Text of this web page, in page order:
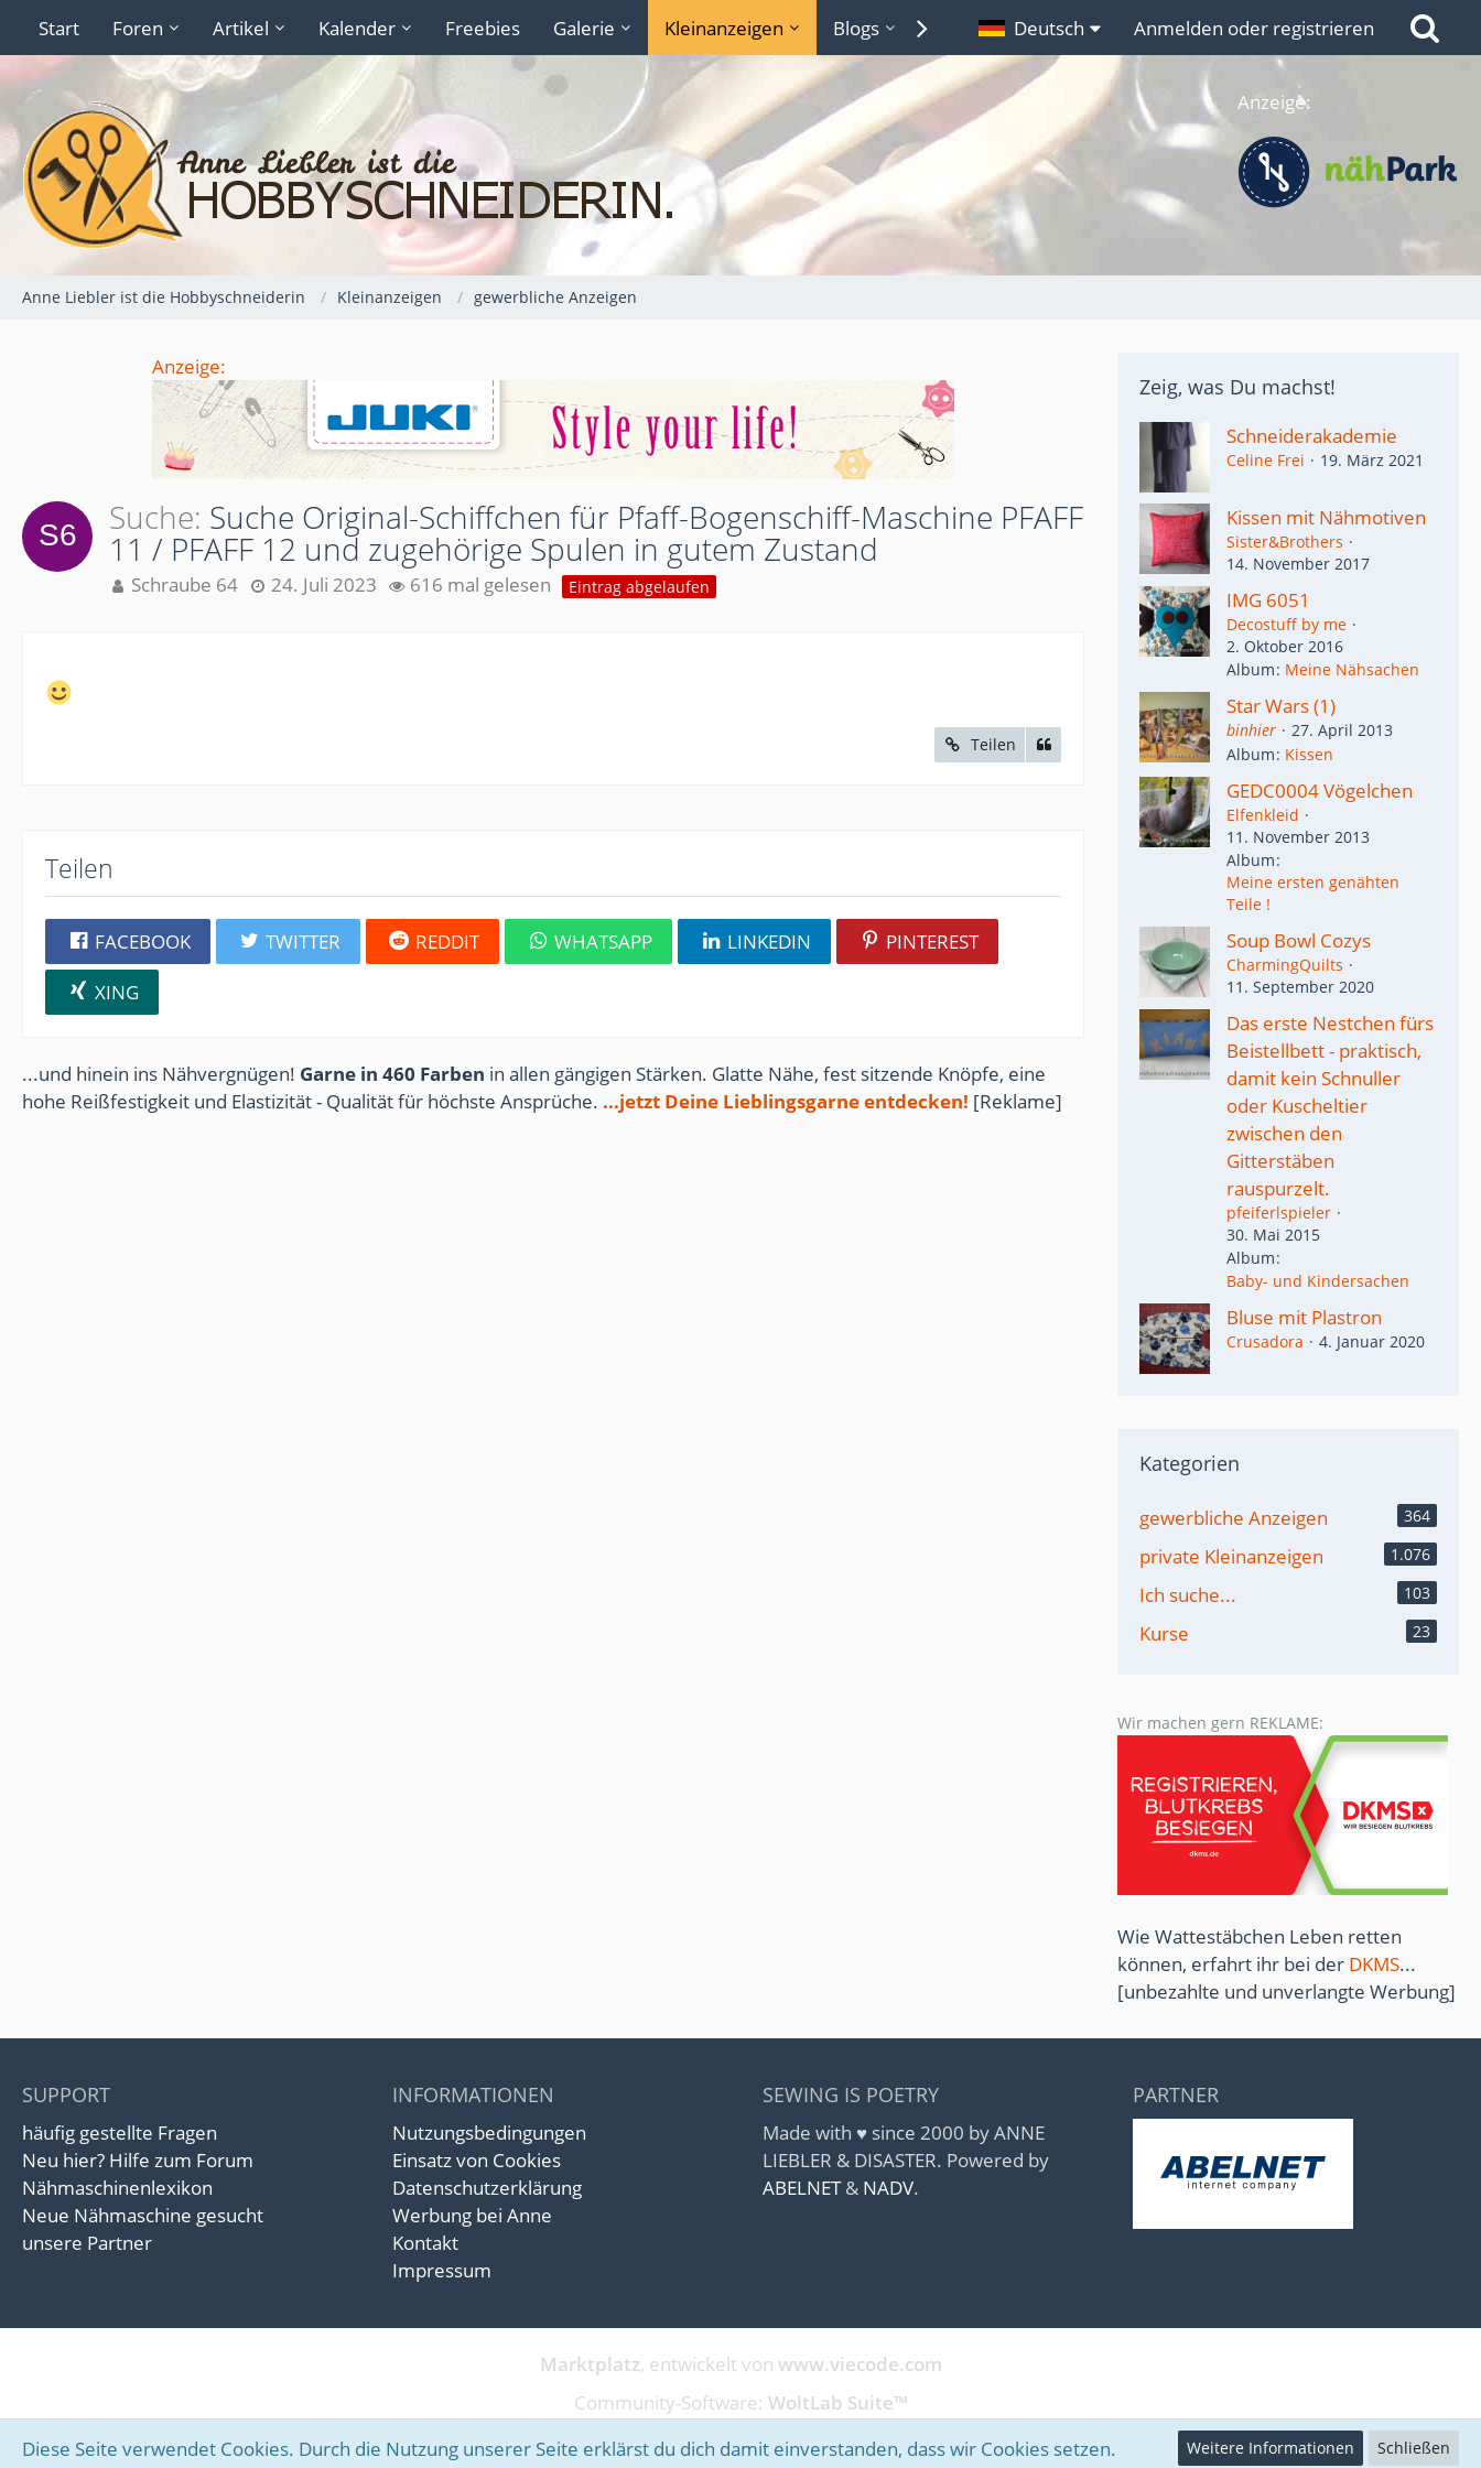
Start Foren Artikel Kalender Freebies Galerie Kleinanzeigen Blogs Lexikon Links
Deutsch Anmelden oder registrieren
Anzeige:
Anne Liebler ist die Hobbyschneiderin Kleinanzeigen gewerbliche Anzeigen
Anzeige:
Suche Suche Original-Schiffchen für Pfaff-Bogenschiff-Maschine PFAFF
11 / PFAFF 12 und zugehörige Spulen in gutem Zustand
Schraube 64 24. Juli 2023 616 mal gelesen Eintrag abgelaufen
Teilen
Teilen
FACEBOOK TWITTER REDDIT WHATSAPP LINKEDIN
PINTEREST
XING
...und hinein ins Nähvergnügen! Garne in 460 Farben in allen gängigen Stärken. Glatte Nähe, fest sitzende Knöpfe, eine
hohe Reißfestigkeit und Elastizität - Qualität für höchste Ansprüche. ...jetzt Deine Lieblingsgarne entdecken! [Reklame]
Zeig, was Du machst!
Schneiderakademie
Celine Frei 19. März 2021
Kissen mit Nähmotiven
Sister&Brothers
14. November 2017
IMG 6051
Decostuff by me
2. Oktober 2016
Album Meine Nähsachen
Star Wars (1)
binhier
27. April 2013
Album Kissen
GEDC0004 Vögelchen
Elfenkleid
11. November 2013
Album
Meine ersten genähten
Teile !
Soup Bowl Cozys
CharmingQuilts
11. September 2020
Das erste Nestchen fürs
Beistellbett - praktisch,
damit kein Schnuller
oder Kuscheltier
zwischen den
Gitterstäben
rauspurzelt.
pfeiferlspieler
30. Mai 2015
Album
Baby- und Kindersachen
Bluse mit Plastron
Crusadora 4. Januar 2020
Kategorien
gewerbliche Anzeigen 364
private Kleinanzeigen 1.076
Ich suche... 103
Kurse 23
Wir machen gern REKLAME:
Wie Wattestäbchen Leben retten
können, erfahrt ihr bei der DKMS...
[unbezahlte und unverlangte Werbung]
SUPPORT
häufig gestellte Fragen
Neu hier? Hilfe zum Forum
Nähmaschinenlexikon
Neue Nähmaschine gesucht
unsere Partner
INFORMATIONEN
Nutzungsbedingungen
Einsatz von Cookies
Datenschutzerklärung
Werbung bei Anne
Kontakt
Impressum
SEWING IS POETRY
Made with ♥ since 2000 by ANNE
LIEBLER & DISASTER. Powered by
ABELNET& NADV.
PARTNER
Marktplatz, entwickelt von www.viecode.com
Community-Software: WoltLab Suite™
Diese Seite verwendet Cookies. Durch die Nutzung unserer Seite erklärst du dich damit einverstanden, dass wir Cookies setzen.
Weitere Informationen Schließen